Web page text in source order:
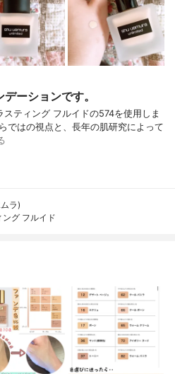
ーションです。
ティング フルイドの574を使用しま
ではの視点と、長年の肌研究によって
ラ)
グ フルイド